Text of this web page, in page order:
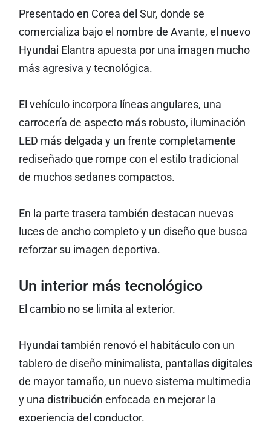
Presentado en Corea del Sur, donde se
comercializa bajo el nombre de Avante, el nuevo
Hyundai Elantra apuesta por una imagen mucho
más agresiva y tecnológica.
El vehículo incorpora líneas angulares, una
carrocería de aspecto más robusto, iluminación
LED más delgada y un frente completamente
rediseñado que rompe con el estilo tradicional
de muchos sedanes compactos.
En la parte trasera también destacan nuevas
luces de ancho completo y un diseño que busca
reforzar su imagen deportiva.
Un interior más tecnológico
El cambio no se limita al exterior.
Hyundai también renovó el habitáculo con un
tablero de diseño minimalista, pantallas digitales
de mayor tamaño, un nuevo sistema multimedia
y una distribución enfocada en mejorar la
experiencia del conductor.